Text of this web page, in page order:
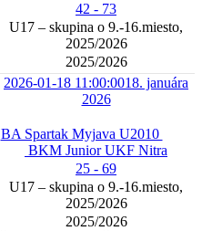
42 - 73
U17 – skupina o 9.-16.miesto,
2025/2026
2025/2026
2026-01-18 11:00:0018. januára
2026
BA Spartak Myjava U2010
BKM Junior UKF Nitra
25 - 69
U17 – skupina o 9.-16.miesto,
2025/2026
2025/2026